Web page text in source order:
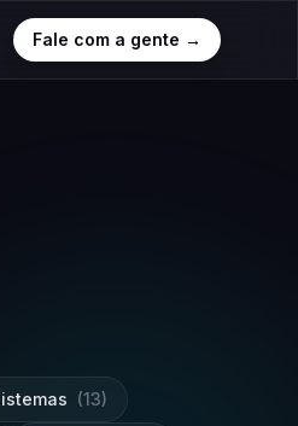
Fale com a gente →
(13)